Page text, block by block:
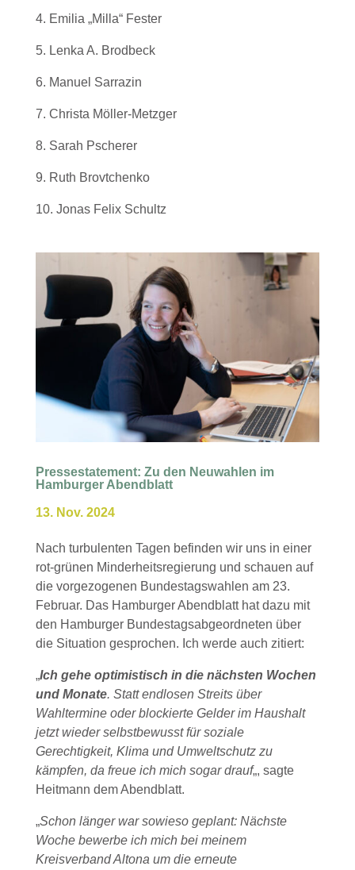
4. Emilia „Milla“ Fester
5. Lenka A. Brodbeck
6. Manuel Sarrazin
7. Christa Möller-Metzger
8. Sarah Pscherer
9. Ruth Brovtchenko
10. Jonas Felix Schultz
Pressestatement: Zu den Neuwahlen im
Hamburger Abendblatt
13. Nov. 2024
Nach turbulenten Tagen befinden wir uns in einer
rot-grünen Minderheitsregierung und schauen auf
die vorgezogenen Bundestagswahlen am 23.
Februar. Das Hamburger Abendblatt hat dazu mit
den Hamburger Bundestagsabgeordneten über
die Situation gesprochen. Ich werde auch zitiert:
„Ich gehe optimistisch in die nächsten Wochen
und Monate. Statt endlosen Streits über
Wahltermine oder blockierte Gelder im Haushalt
jetzt wieder selbstbewusst für soziale
Gerechtigkeit, Klima und Umweltschutz zu
kämpfen, da freue ich mich sogar drauf„, sagte
Heitmann dem Abendblatt.
„Schon länger war sowieso geplant: Nächste
Woche bewerbe ich mich bei meinem
Kreisverband Altona um die erneute